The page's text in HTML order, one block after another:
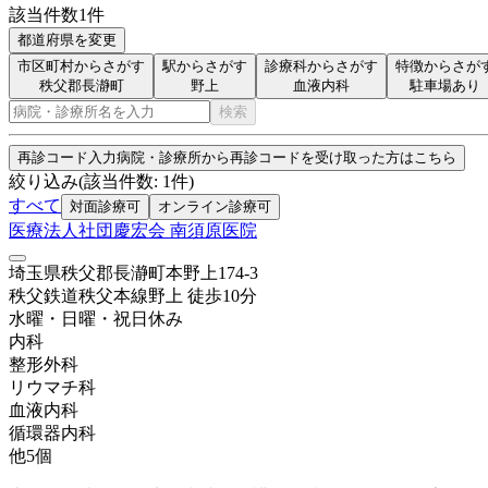
該当件数1件
都道府県を変更
市区町村からさがす
秩父郡長瀞町
駅からさがす
野上
診療科からさがす
血液内科
特徴からさが
駐車場あり
検索
再診コード入力病院・診療所から再診コードを受け取った方はこちら
絞り込み(該当件数: 1件)
すべて
対面診療可 オンライン診療可
医療法人社団慶宏会 南須原医院
埼玉県秩父郡長瀞町本野上174-3
秩父鉄道秩父本線野上 徒歩10分
水曜・日曜・祝日 休み
内科
整形外科
リウマチ科
血液内科
循環器内科
他5個